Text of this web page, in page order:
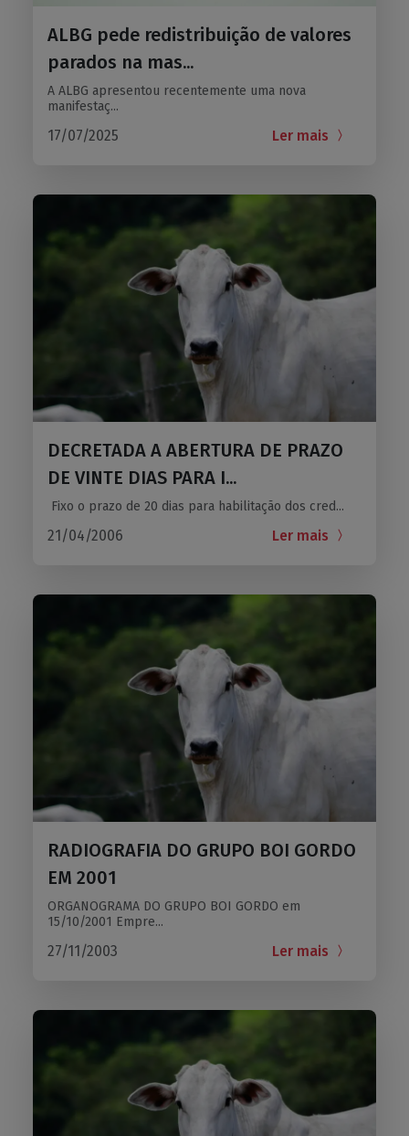
ALBG pede redistribuição de valores
parados na mas...
A ALBG apresentou recentemente uma nova
manifestaç...
17/07/2025 Ler mais
DECRETADA A ABERTURA DE PRAZO
DE VINTE DIAS PARA I...
Fixo o prazo de 20 dias para habilitação dos cred...
21/04/2006 Ler mais
RADIOGRAFIA DO GRUPO BOI GORDO
EM 2001
ORGANOGRAMA DO GRUPO BOI GORDO em
15/10/2001 Empre...
27/11/2003 Ler mais